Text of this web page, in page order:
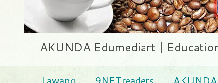
AKUNDA Edumediart |
Lawang 9NETreaders